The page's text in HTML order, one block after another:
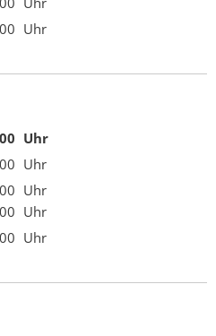
18:00 Uhr
Uhr
Uhr
12:00 Uhr
Uhr
12:00 Uhr
Uhr
12:00 Uhr
Uhr
18:00 Uhr
Uhr